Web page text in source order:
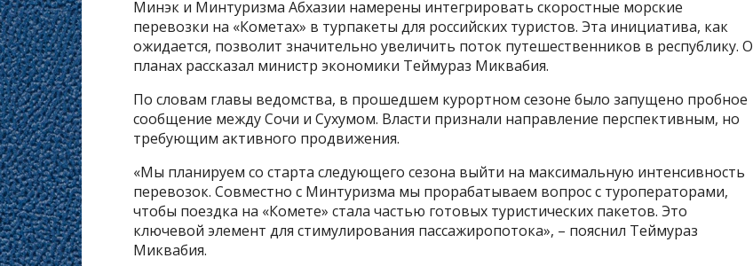
Минэк и Минтуризма Абхазии намерены интегрировать скоростные морские
перевозки на «Кометах» в турпакеты для российских туристов. Эта инициатива, как
ожидается, позволит значительно увеличить поток путешественников в республику. О
планах рассказал министр экономики Теймураз Миквабия.
По словам главы ведомства, в прошедшем курортном сезоне было запущено пробное
сообщение между Сочи и Сухумом. Власти признали направление перспективным, но
требующим активного продвижения.
«Мы планируем со старта следующего сезона выйти на максимальную интенсивность
перевозок. Совместно с Минтуризма мы прорабатываем вопрос с туроператорами,
чтобы поездка на «Кометe» стала частью готовых туристических пакетов. Это
ключевой элемент для стимулирования пассажиропотока», – пояснил Теймураз
Миквабия.